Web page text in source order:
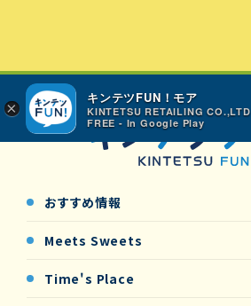
おすすめ情報
Meets Sweets
Time's Place
×
キンテツFUN！モア
KINTETSU RETAILING CO.,LTD
FREE - In Google Play